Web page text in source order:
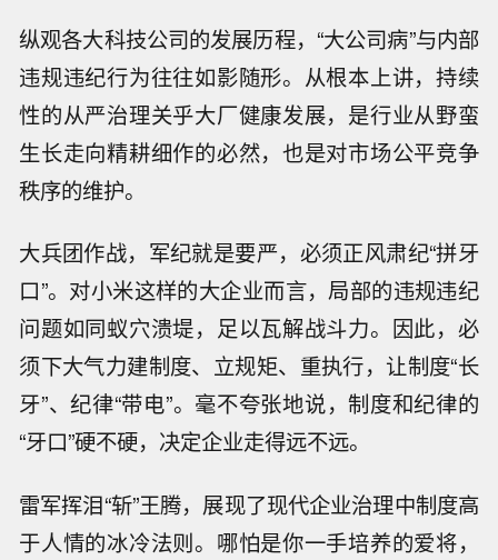
纵观各大科技公司的发展历程，“大公司病”与内部
违规违纪行为往往如影随形。从根本上讲，持续
性的从严治理关乎大厂健康发展，是行业从野蛮
生长走向精耕细作的必然，也是对市场公平竞争
秩序的维护。
大兵团作战，军纪就是要严，必须正风肃纪“拼牙
口”。对小米这样的大企业而言，局部的违规违纪
问题如同蚁穴溃堤，足以瓦解战斗力。因此，必
须下大气力建制度、立规矩、重执行，让制度“长
牙”、纪律“带电”。毫不夸张地说，制度和纪律的
“牙口”硬不硬，决定企业走得远不远。
雷军挥泪“斩”王腾，展现了现代企业治理中制度高
于人情的冰冷法则。哪怕是你一手培养的爱将，